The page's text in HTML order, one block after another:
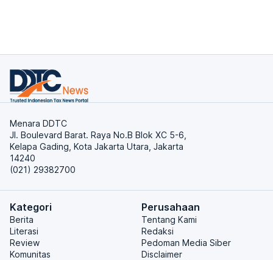
Menara DDTC
Jl. Boulevard Barat. Raya No.B Blok XC 5-6,
Kelapa Gading, Kota Jakarta Utara, Jakarta
14240
(021) 29382700
Kategori
Berita
Literasi
Review
Komunitas
Perusahaan
Tentang Kami
Redaksi
Pedoman Media Siber
Disclaimer